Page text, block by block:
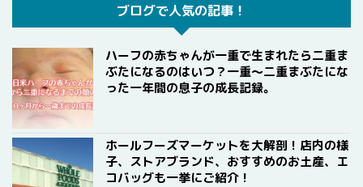
ブログで人気の記事！
ハーフの赤ちゃんが一重で生まれたら二重ま
ぶたになるのはいつ？一重〜二重まぶたにな
った一年間の息子の成長記録。
ホールフーズマーケットを大解剖！店内の様
子、ストアブランド、おすすめのお土産、エ
コバッグも一挙にご紹介！